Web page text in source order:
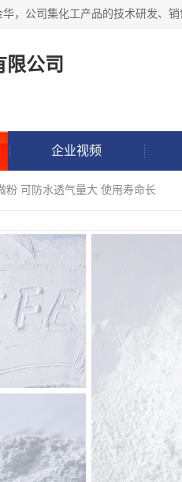
限公司
企业视频
粉 可防水透气量大 使用寿命长